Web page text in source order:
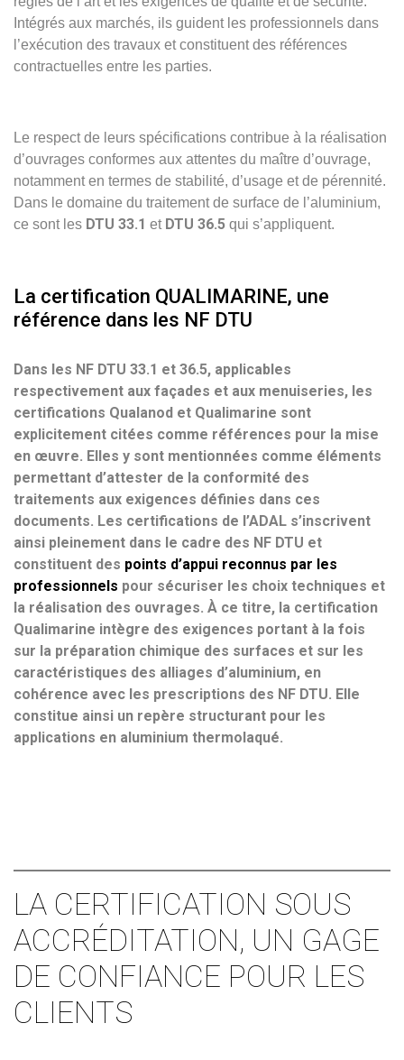
Intégrés aux marchés, ils guident les professionnels dans
l’exécution des travaux et constituent des références
contractuelles entre les parties.
Le respect de leurs spécifications contribue à la réalisation
d’ouvrages conformes aux attentes du maître d’ouvrage,
notamment en termes de stabilité, d’usage et de pérennité.
Dans le domaine du traitement de surface de l’aluminium,
ce sont les DTU 33.1 et DTU 36.5 qui s’appliquent.
La certification QUALIMARINE, une
référence dans les NF DTU
Dans les NF DTU 33.1 et 36.5, applicables
respectivement aux façades et aux menuiseries, les
certifications Qualanod et Qualimarine sont
explicitement citées comme références pour la mise
en œuvre. Elles y sont mentionnées comme éléments
permettant d’attester de la conformité des
traitements aux exigences définies dans ces
documents. Les certifications de l’ADAL s’inscrivent
ainsi pleinement dans le cadre des NF DTU et
constituent des points d’appui reconnus par les
professionnels pour sécuriser les choix techniques et
la réalisation des ouvrages. À ce titre, la certification
Qualimarine intègre des exigences portant à la fois
sur la préparation chimique des surfaces et sur les
caractéristiques des alliages d’aluminium, en
cohérence avec les prescriptions des NF DTU. Elle
constitue ainsi un repère structurant pour les
applications en aluminium thermolaqué.
LA CERTIFICATION SOUS
ACCRÉDITATION, UN GAGE
DE CONFIANCE POUR LES
CLIENTS